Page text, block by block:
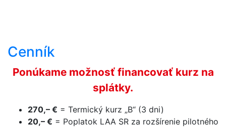
Cenník
Ponúkame možnosť financovať kurz na
splátky.
270,– € = Termický kurz „B“ (3 dni)
20,– € = Poplatok LAA SR za rozšírenie pilotného